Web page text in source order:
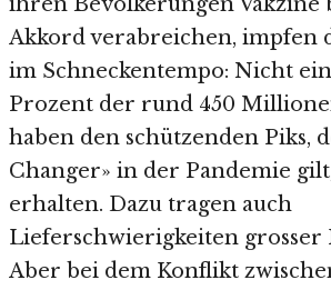
Akkord verabreichen, impfen
im Schneckentempo: Nicht
Prozent der rund 450
haben den schützenden Piks,
Changer» in der Pandemie
erhalten. Dazu tragen auch
Lieferschwierigkeiten grosser
Aber bei dem Konflikt